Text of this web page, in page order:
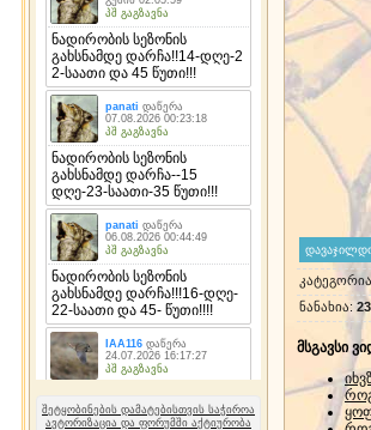
შეტყობინების დამატებისთვის საჭიროა
ავტორიზაცია და ფორუმში აქტიურობა
კატეგორია
ნანახია:
მსგავსი